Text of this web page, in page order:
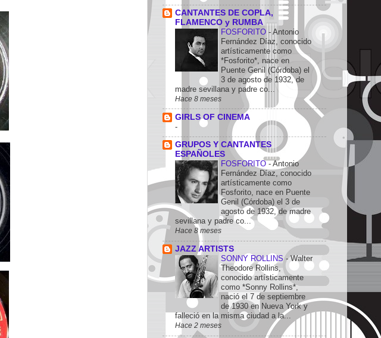
CANTANTES DE COPLA,
FLAMENCO y RUMBA
FOSFORITO - Antonio
Fernández Díaz, conocido
artísticamente como
*Fosforito*, nace en
Puente Genil (Córdoba) el
3 de agosto de 1932, de
madre sevillana y padre co...
Hace 8 meses
GIRLS OF CINEMA
-
GRUPOS Y CANTANTES
ESPAÑOLES
FOSFORITO-Antonio
Fernández Díaz, conocido
artísticamente como
Fosforito, nace en Puente
Genil (Córdoba) el 3 de
agosto de 1932, de madre
sevillana y padre co...
Hace 8 meses
JAZZ ARTISTS
SONNY ROLLINS-Walter
Theodore Rollins,
conocido artísticamente
como *Sonny Rollins*,
nació el 7 de septiembre
de 1930 en Nueva York y
falleció en la misma ciudad a la...
Hace 2 meses